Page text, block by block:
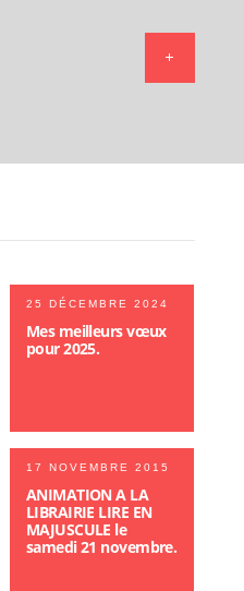
25 DÉCEMBRE 2024
Mes meilleurs vœux
pour 2025.
17 NOVEMBRE 2015
ANIMATION A LA
LIBRAIRIE LIRE EN
MAJUSCULE le
samedi 21 novembre.